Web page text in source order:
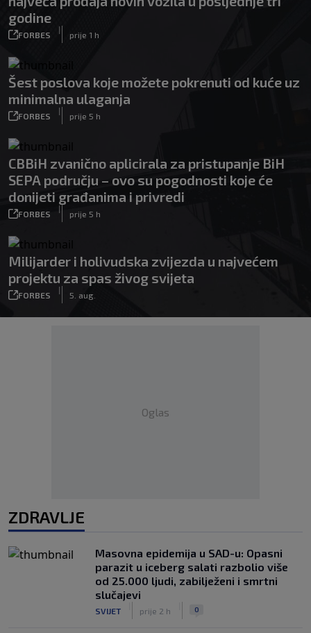
godine
FORBES
|
prije 1 h
Šest poslova koje možete pokrenuti od kuće uz
minimalna ulaganja
FORBES
|
prije 5 h
CBBiH zvanično aplicirala za pristupanje BiH
SEPA području – ovo su pogodnosti koje će
donijeti građanima i privredi
FORBES
|
prije 5 h
Milijarder i holivudska zvijezda u najvećem
projektu za spas živog svijeta
FORBES
|
5. aug.
Oglas
ZDRAVLJE
Masovna epidemija u SAD-u: Opasni
parazit u iceberg salati razbolio više
od 25.000 ljudi, zabilježeni i smrtni
slučajevi
SVIJET prije 2 h 0